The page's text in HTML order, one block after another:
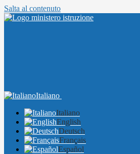
Salta al contenuto
Italiano
Italiano
English
Deutsch
Français
Español